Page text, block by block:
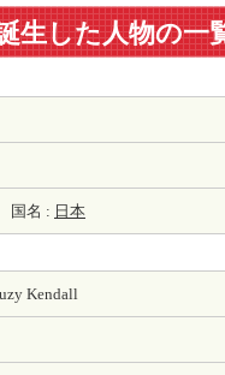
生した人物の一
国名 : 日本
Kendall